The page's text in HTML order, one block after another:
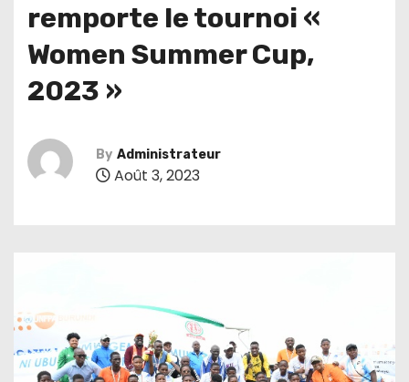
remporte le tournoi «
Women Summer Cup,
2023 »
By Administrateur
Août 3, 2023